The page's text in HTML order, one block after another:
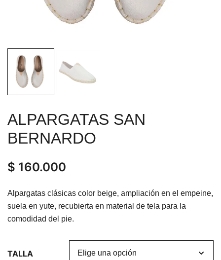
ALPARGATAS SAN
BERNARDO
$ 160.000
Alpargatas clásicas color beige, ampliación en el empeine,
suela en yute, recubierta en material de tela para la
comodidad del pie.
TALLA